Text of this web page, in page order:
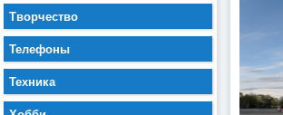
Творчество
Телефоны
Техника